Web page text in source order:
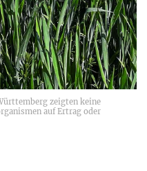
zeigten keine
auf Ertrag oder